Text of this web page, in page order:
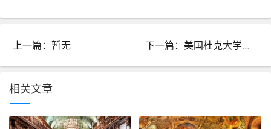
上一篇：暂无 下一篇：美国杜克大学毕业证代办
相关文章